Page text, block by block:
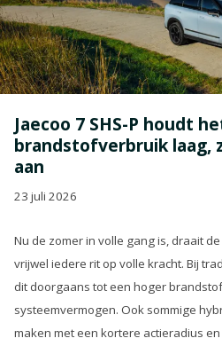
Jaecoo 7 SHS-P houdt
brandstofverbruik laag,
aan
23 juli 2026
Nu de zomer in volle gang is, draait
vrijwel iedere rit op volle kracht. Bij
dit doorgaans tot een hoger
systeemvermogen. Ook sommige
maken met een kortere actieradius